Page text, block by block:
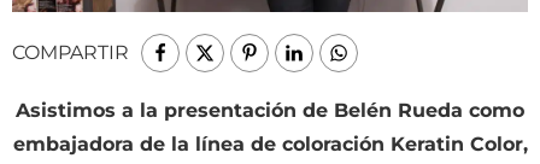
COMPARTIR
Asistimos a la presentación de Belén Rueda como
embajadora de la línea de coloración Keratin Color,